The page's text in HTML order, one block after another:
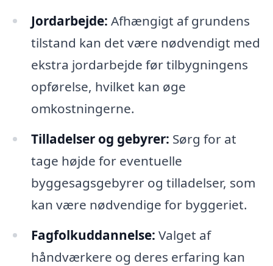
Jordarbejde: Afhængigt af grundens
tilstand kan det være nødvendigt med
ekstra jordarbejde før tilbygningens
opførelse, hvilket kan øge
omkostningerne.
Tilladelser og gebyrer: Sørg for at
tage højde for eventuelle
byggesagsgebyrer og tilladelser, som
kan være nødvendige for byggeriet.
Fagfolkuddannelse: Valget af
håndværkere og deres erfaring kan